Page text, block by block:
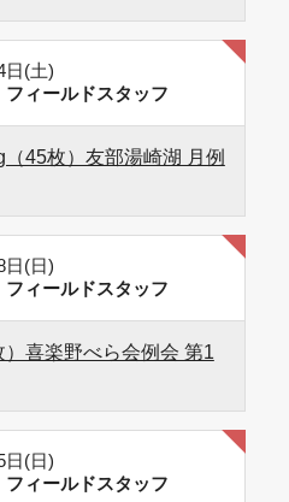
日(土)
フィールドスタッフ
45枚）友部湯崎湖 月例
日(日)
フィールドスタッフ
喜楽野べら会例会 第1
日(日)
フィールドスタッフ